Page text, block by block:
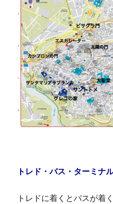
トレド・バス・ターミナ
トレドに着くとバスが着